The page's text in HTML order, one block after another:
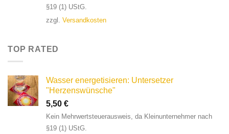
§19 (1) UStG.
zzgl. Versandkosten
TOP RATED
Wasser energetisieren: Untersetzer
"Herzenswünsche"
5,50 €
Kein Mehrwertsteuerausweis, da Kleinunternehmer nach
§19 (1) UStG.